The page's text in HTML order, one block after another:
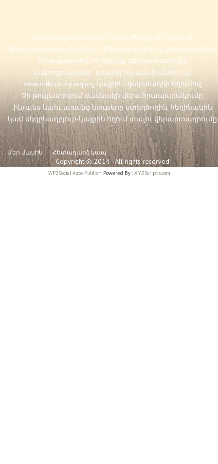
Սույն կայքում առկա հոդվածների եւ նյութերի
վերահրապարակումն ու վերարտադրումը թույլատրվում
են պայմանով, որ դրանք վերարտադրվեն
ամբողջությամբ` առանց հապավումների եւ
www.orthodoxkyanq.org կայքին պարտադիր հղումով:
Չի թույլատրվում մասնակի վերահրապարակումը,
ինչպես նաեւ առանց նյութերը ստեղծողին, հեղինակին
կամ սկզբնաղբյուր-կայքին հղում տալու վերարտադրումը:
Մեր մասին Հետադարձ կապ
Copyright © 2014 - All rights reserved
WP2Social Auto Publish Powered By :XYZScripts.com